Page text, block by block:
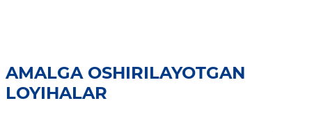
AMALGA OSHIRILAYOTGAN
LOYIHALAR